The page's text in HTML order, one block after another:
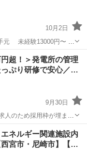
10月2日
〜 2
未経験
超！＞発電所の管理
ぷり研修で安心／…
9月30日
ための応募でもＯＫ！
応募下さい。担当者か
ネルギー関連施設内
宮市・尼崎市】【…